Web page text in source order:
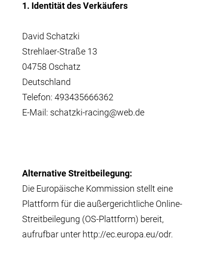
1. Identität des Verkäufers
David Schatzki
Strehlaer-Straße 13
04758 Oschatz
Deutschland
Telefon: 493435666362
E-Mail: schatzki-racing@web.de
Alternative Streitbeilegung:
Die Europäische Kommission stellt eine
Plattform für die außergerichtliche Online-
Streitbeilegung (OS-Plattform) bereit,
aufrufbar unter http://ec.europa.eu/odr.